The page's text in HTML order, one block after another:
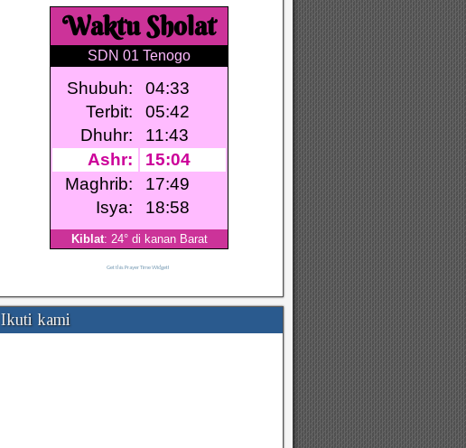
Get this Prayer Time Widget!
Ikuti kami